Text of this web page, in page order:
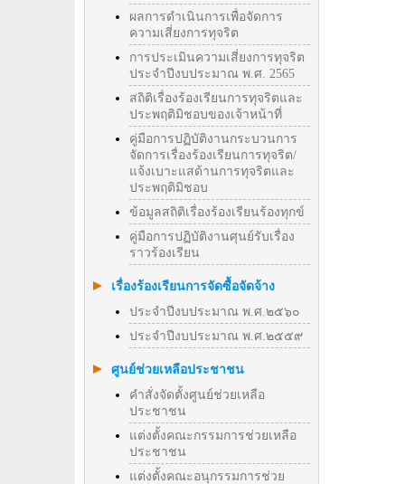
ผลการดำเนินการเพื่อจัดการ
ความเสี่ยงการทุจริต
การประเมินความเสี่ยงการทุจริต
ประจำปีงบประมาณ พ.ศ. 2565
สถิติเรื่องร้องเรียนการทุจริตและ
ประพฤติมิชอบของเจ้าหน้าที่
คู่มือการปฏิบัติงานกระบวนการ
จัดการเรื่องร้องเรียนการทุจริต/
แจ้งเบาะแสด้านการทุจริตและ
ประพฤติมิชอบ
ข้อมูลสถิติเรื่องร้องเรียนร้องทุกข์
คู่มือการปฏิบัติงานศุนย์รับเรื่อง
ราวร้องเรียน
เรื่องร้องเรียนการจัดซื้อจัดจ้าง
ประจำปีงบประมาณ พ.ศ.๒๕๖๐
ประจำปีงบประมาณ พ.ศ.๒๕๕๙
ศูนย์ช่วยเหลือประชาชน
คำสั่งจัดตั้งศูนย์ช่วยเหลือ
ประชาชน
แต่งตั้งคณะกรรมการช่วยเหลือ
ประชาชน
แต่งตั้งคณะอนุกรรมการช่วย